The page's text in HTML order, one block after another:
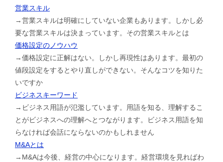
営業スキル
→営業スキルは明確にしていない企業もあります。しかし必
要な営業スキルは決まっています。その営業スキルとは
価格設定のノウハウ
→価格設定に正解はない。しかし再現性はあります。最初の
値段設定をするとやり直しができない。そんなコツを知りた
いですか
ビジネスキーワード
→ビジネス用語が氾濫しています。用語を知る、理解するこ
とがビジネスへの理解へとつながります。ビジネス用語を知
らなければ会話にならないのかもしれません
M&Aとは
→M&Aは今後、経営の中心になります。経営環境を見ればわ